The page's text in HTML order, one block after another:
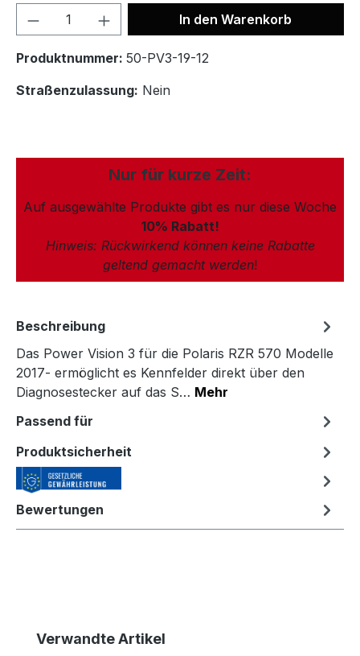
In den Warenkorb
Produktnummer: 50-PV3-19-12
Straßenzulassung: Nein
Nur für kurze Zeit:
Auf ausgewählte Produkte gibt es nur diese Woche
10% Rabatt!
Hinweis: Rückwirkend können keine Rabatte
geltend gemacht werden!
Beschreibung
Das Power Vision 3 für die Polaris RZR 570 Modelle
2017- ermöglicht es Kennfelder direkt über den
Diagnosestecker auf das S… Mehr
Passend für
Produktsicherheit
Bewertungen
Produktgalerie überspringen
Verwandte Artikel